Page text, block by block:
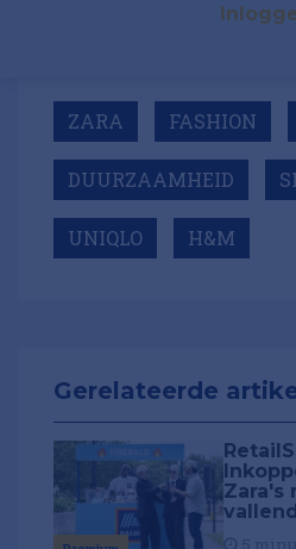
ZARA FASHION
DUURZAAMHEID
UNIQLO H&M
Gerelateerde
Zara's